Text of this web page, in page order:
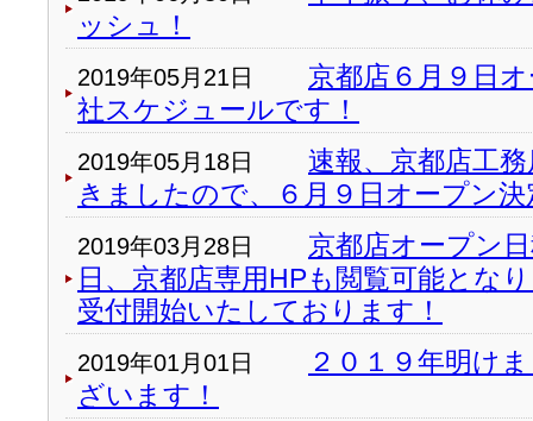
ッシュ！
2019年05月21日
京都店６月９日
社スケジュールです！
2019年05月18日
速報、京都店工
きましたので、６月９日オープン決
2019年03月28日
京都店オープン
日、京都店専用HPも閲覧可能とな
受付開始いたしております！
2019年01月01日
２０１９年明け
ざいます！